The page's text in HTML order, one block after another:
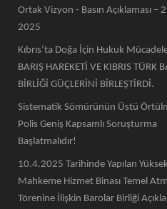
Ortak Vizyon - Basın Açıklaması –
2025
Kıbrıs’ta Doğa İçin Hukuk
BARIŞ HAREKETİ VE KIBRIS TÜRK
BİRLİĞİ GÜÇLERİNİ BİRLEŞTİRDİ.
Sistematik Sömürünün Üstü
Polis Geniş Kapsamlı Soruşturma
Başlatmalıdır!
10.4.2025 Tarihinde Yapılan
Mahkeme Hizmet Binası Temel
Törenine İlişkin Barolar Birliği